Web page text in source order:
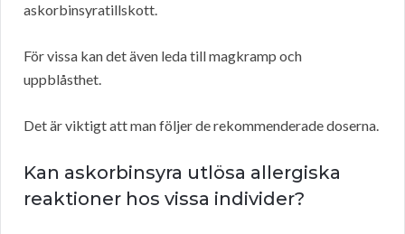
askorbinsyratillskott.
För vissa kan det även leda till magkramp och
uppblåsthet.
Det är viktigt att man följer de rekommenderade doserna.
Kan askorbinsyra utlösa allergiska
reaktioner hos vissa individer?